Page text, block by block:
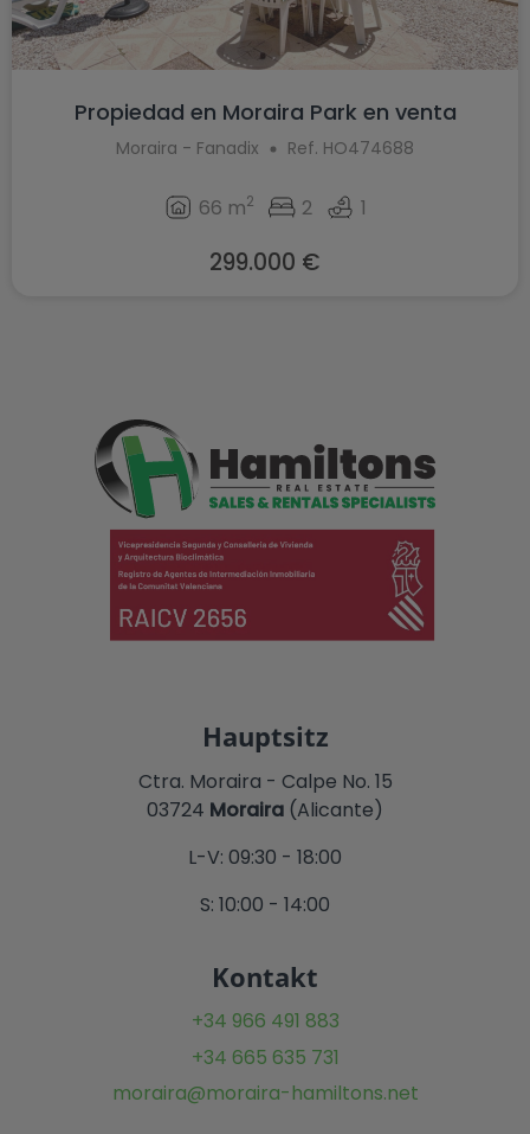
Propiedad en Moraira Park en venta
Moraira - Fanadix Ref. HO474688
66 m2 2 1
299.000 €
Hauptsitz
Ctra. Moraira - Calpe No. 15
03724 Moraira (Alicante)
L-V: 09:30 - 18:00
S: 10:00 - 14:00
Kontakt
+34 966 491 883
+34 665 635 731
moraira@moraira-hamiltons.net